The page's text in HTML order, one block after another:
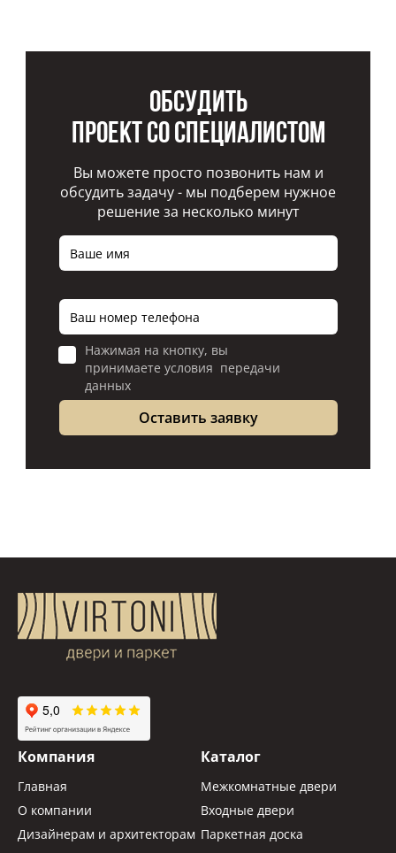
Обсудить
проект со специалистом
Вы можете просто позвонить нам и
обсудить задачу - мы подберем нужное
решение за несколько минут
Нажимая на кнопку, вы
принимаете условия передачи
данных
Компания
Главная
О компании
Дизайнерам и архитекторам
Каталог
Межкомнатные двери
Входные двери
Паркетная доска